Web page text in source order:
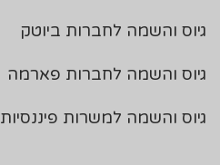
גיוס והשמה לחברות ביוטק
גיוס והשמה לחברות פארמה
גיוס והשמה למשרות פיננסיות